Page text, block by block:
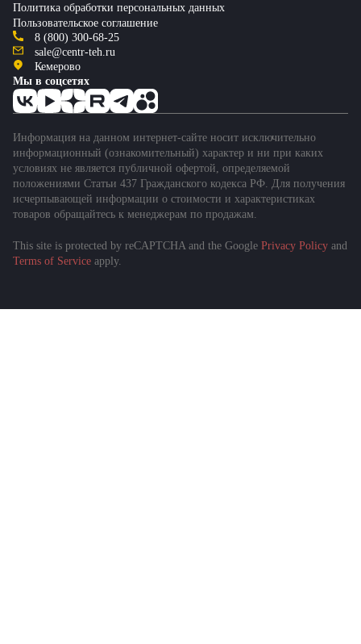
Политика обработки персональных данных
Пользовательское соглашение
8 (800) 300-68-25
sale@centr-teh.ru
Кемерово
Мы в соцсетях
Информация на данном интернет-сайте носит исключительно
информационный (ознакомительный) характер и ни при каких
условиях не является публичной офертой, определяемой
положениями Статьи 437 Гражданского кодекса РФ. Для получения
исчерпывающей информации о стоимости и характеристиках
товаров обращайтесь к менеджерам по продажам.
This site is protected by reCAPTCHA and the Google Privacy Policy and
Terms of Service apply.
Подобрать спецтехнику
за 1 минуту